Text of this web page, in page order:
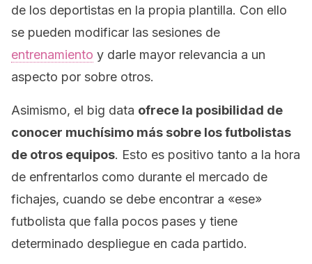
de los deportistas en la propia plantilla. Con ello
se pueden modificar las sesiones de
entrenamiento y darle mayor relevancia a un
aspecto por sobre otros.
Asimismo, el big data ofrece la posibilidad de
conocer muchísimo más sobre los futbolistas
de otros equipos. Esto es positivo tanto a la hora
de enfrentarlos como durante el mercado de
fichajes, cuando se debe encontrar a «ese»
futbolista que falla pocos pases y tiene
determinado despliegue en cada partido.